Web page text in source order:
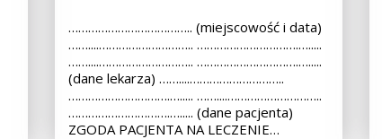
……………………………….. (miejscowość i data)
……....……………………….. ………………………….….....
……....……………………….. ………………………….….....
(dane lekarza) ……....………………………..
………………………….…..... ……....………………………..
………………………….…..... (dane pacjenta)
ZGODA PACJENTA NA LECZENIE…